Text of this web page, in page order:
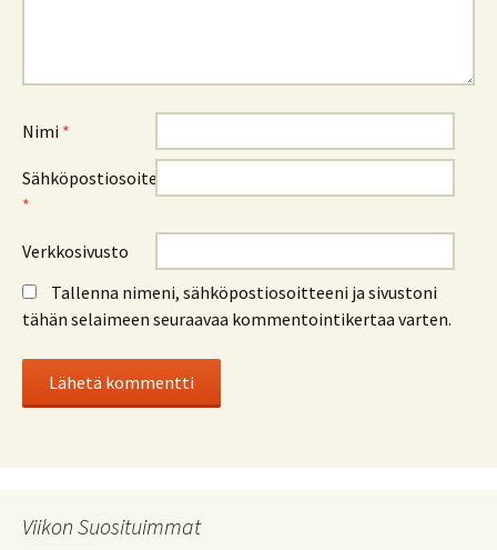
Nimi *
Sähköpostiosoite
*
Verkkosivusto
Tallenna nimeni, sähköpostiosoitteeni ja sivustoni
tähän selaimeen seuraavaa kommentointikertaa varten.
Viikon Suosituimmat